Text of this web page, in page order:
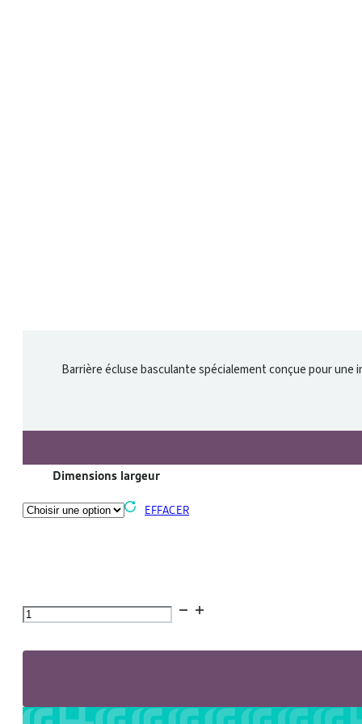
Barrière écluse basculante spécialement conçue pour
Dimensions largeur
EFFACER
quantité
Barrière